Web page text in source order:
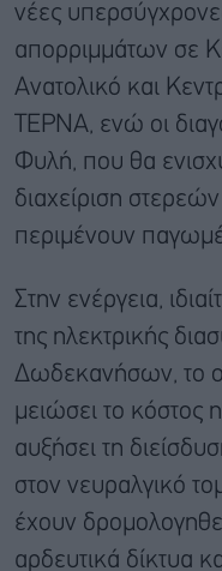
νέες
απορριμμάτων σε
Ανατολικό και
ΤΕΡΝΑ, ενώ οι
Φυλή, που θα
διαχείριση
περιμένουν
Στην ενέργεια,
της ηλεκτρικής
Δωδεκανήσων, το
μειώσει το κόστος
αυξήσει τη
στον νευραλγικό
έχουν
αρδευτικά δίκτυα